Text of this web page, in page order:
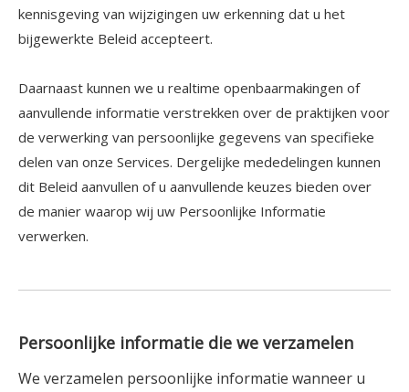
kennisgeving van wijzigingen uw erkenning dat u het
bijgewerkte Beleid accepteert.
Daarnaast kunnen we u realtime openbaarmakingen of
aanvullende informatie verstrekken over de praktijken voor
de verwerking van persoonlijke gegevens van specifieke
delen van onze Services. Dergelijke mededelingen kunnen
dit Beleid aanvullen of u aanvullende keuzes bieden over
de manier waarop wij uw Persoonlijke Informatie
verwerken.
Persoonlijke informatie die we verzamelen
We verzamelen persoonlijke informatie wanneer u